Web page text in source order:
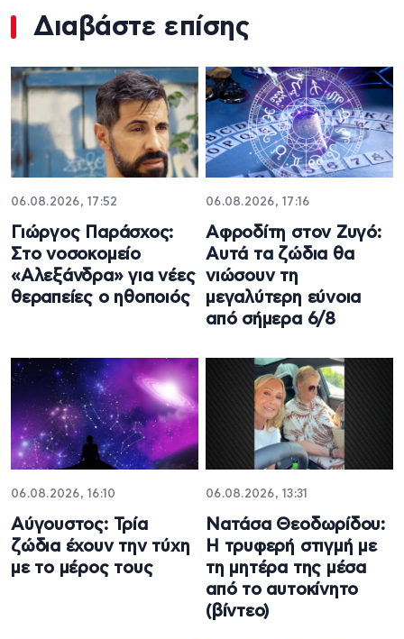
Διαβάστε επίσης
06.08.2026, 17:52
Γιώργος Παράσχος:
Στο νοσοκομείο
«Αλεξάνδρα» για νέες
θεραπείες ο ηθοποιός
06.08.2026, 17:16
Αφροδίτη στον Ζυγό:
Αυτά τα ζώδια θα
νιώσουν τη
μεγαλύτερη εύνοια
από σήμερα 6/8
06.08.2026, 16:10
Αύγουστος: Τρία
ζώδια έχουν την τύχη
με το μέρος τους
06.08.2026, 13:31
Νατάσα Θεοδωρίδου:
Η τρυφερή στιγμή με
τη μητέρα της μέσα
από το αυτοκίνητο
(βίντεο)